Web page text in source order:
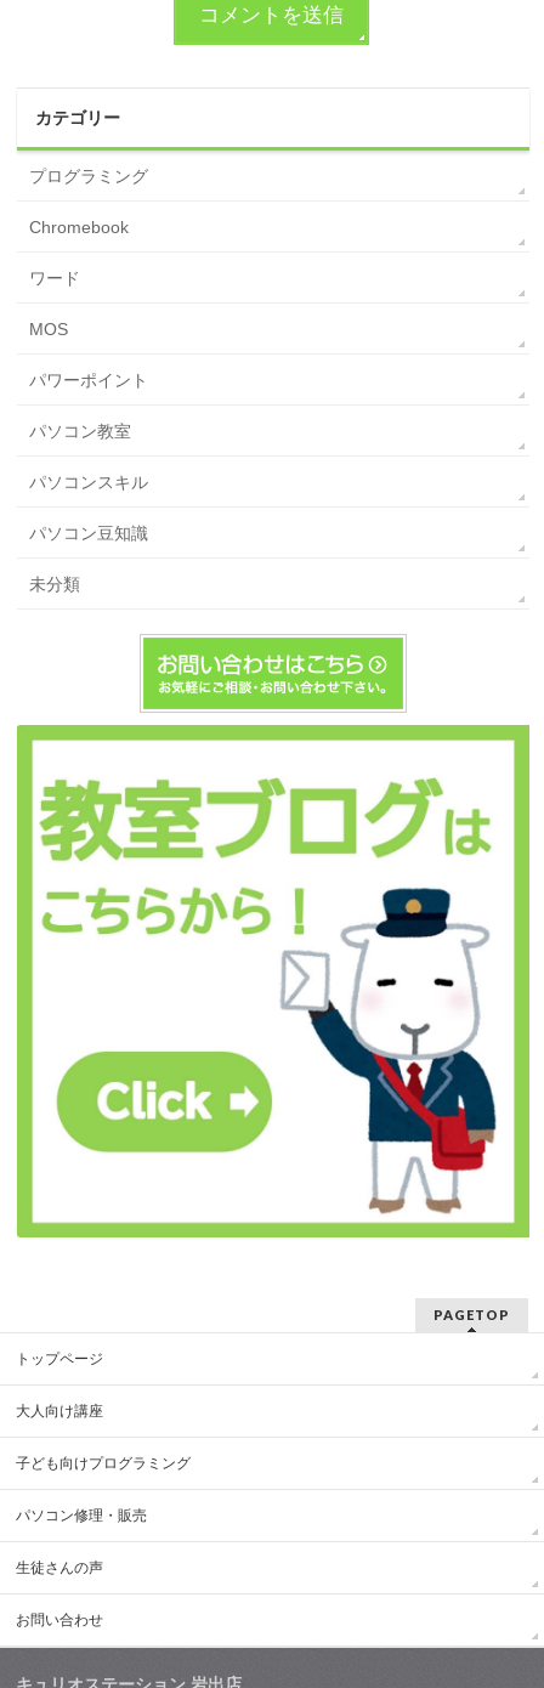
カテゴリー
プログラミング
Chromebook
ワード
MOS
パワーポイント
パソコン教室
パソコンスキル
パソコン豆知識
未分類
PAGETOP
トップページ
大人向け講座
子ども向けプログラミング
パソコン修理・販売
生徒さんの声
お問い合わせ